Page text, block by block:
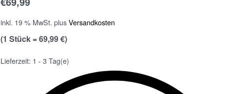
inkl. 19 % MwSt. plusVersandkosten
(1 Stück = 69,99 €)
Lieferzeit: 1 - 3 Tag(e)